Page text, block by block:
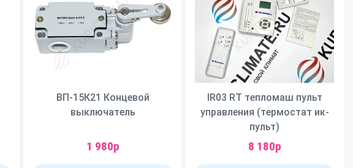
ВП-15К21 Концевой
выключатель
1 980р
IR03 RT тепломаш пульт
управления (термостат ик-
пульт)
8 180р